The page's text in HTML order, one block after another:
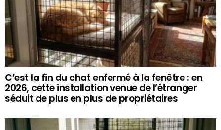
C’est la fin du chat enfermé à la fenêtre : en
2026, cette installation venue de l’étranger
séduit de plus en plus de propriétaires